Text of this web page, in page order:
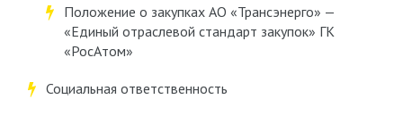
Положение о закупках АО «Трансэнерго» —
«Единый отраслевой стандарт закупок» ГК
«РосАтом»
Социальная ответственность